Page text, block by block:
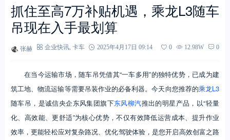
抓住至高7万补贴机遇，乘龙L3随车
吊现在入手最划算
张赫 企业快讯, 卡车 2025年4月17日 09:14 0 12.98W 0
在当今运输市场，随车吊凭借其“一车多用”的独特优势，已成为建
筑工地、物流运输等需要吊装作业的必备利器。今天向您推荐的乘龙L3
随车吊，是诚信央企东风集团旗下东风柳汽推出的明星产品，以“轻量
化、高效能、更舒适”为核心优势，不仅有效降低运营成本、提升作业
效率，更能轻松应对复杂路况、优化驾驶体验，是您开启高效创富之路